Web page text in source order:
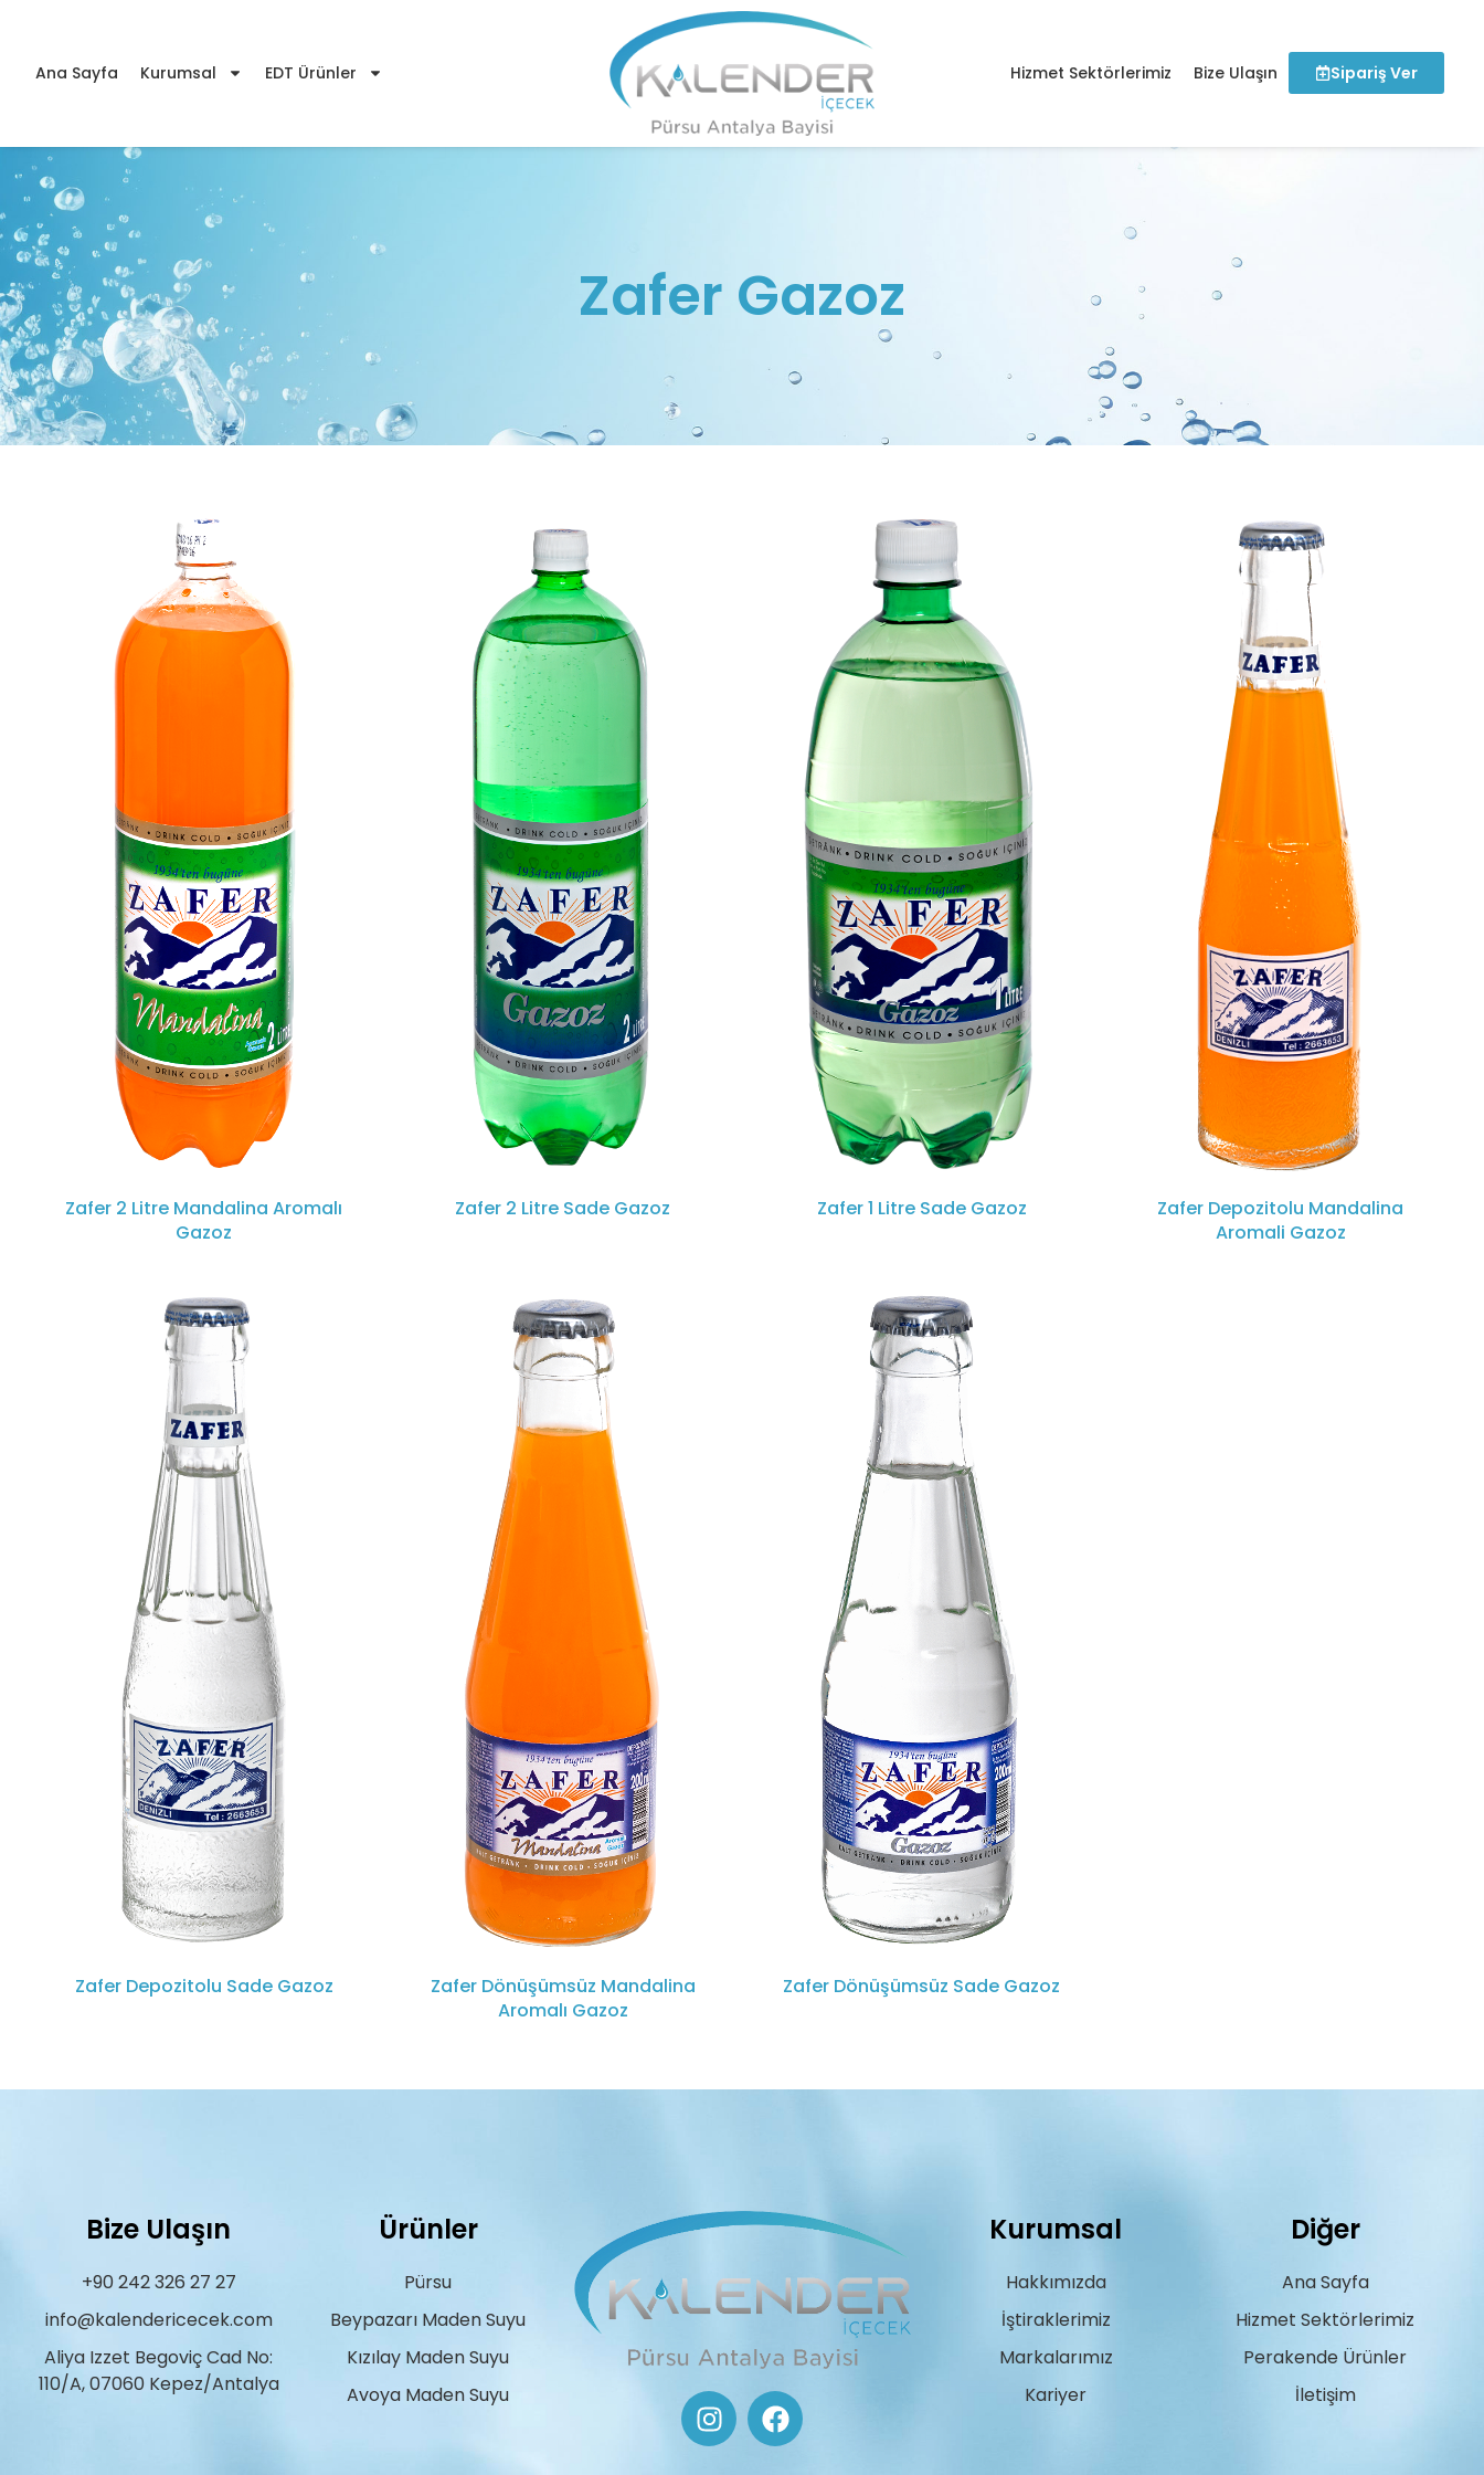
Ana Sayfa Kurumsal EDT Ürünler Hizmet Sektörlerimiz Bize Ulaşın Sipariş Ver
Zafer Gazoz
Zafer 2 Litre Mandalina Aromalı
Gazoz
Zafer 2 Litre Sade Gazoz Zafer 1 Litre Sade Gazoz
Zafer Depozitolu Mandalina
Aromali Gazoz
Zafer Depozitolu Sade Gazoz
Zafer Dönüşümsüz Mandalina
Aromalı Gazoz
Zafer Dönüşümsüz Sade Gazoz
Bize Ulaşın
+90 242 326 27 27
info@kalendericecek.com
Aliya Izzet Begoviç Cad No:
110/A, 07060 Kepez/Antalya
Ürünler
Pürsu
Beypazarı Maden Suyu
Kızılay Maden Suyu
Avoya Maden Suyu
Kurumsal
Hakkımızda
İştiraklerimiz
Markalarımız
Kariyer
Diğer
Ana Sayfa
Hizmet Sektörlerimiz
Perakende Ürünler
İletişim